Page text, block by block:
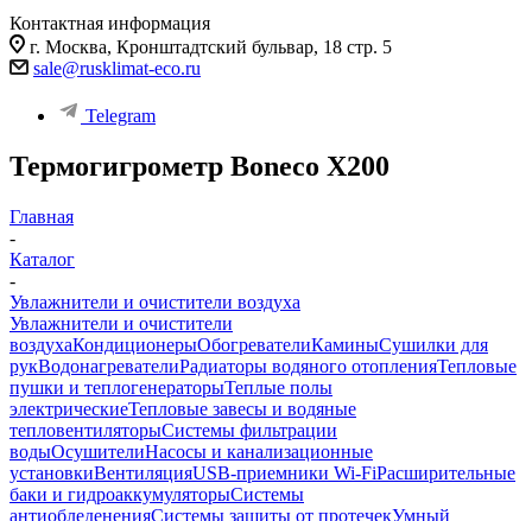
Контактная информация
г. Москва, Кронштадтский бульвар, 18 стр. 5
sale@rusklimat-eco.ru
Telegram
Термогигрометр Boneco X200
Главная
-
Каталог
-
Увлажнители и очистители воздуха
Увлажнители и очистители
воздухаКондиционерыОбогревателиКаминыСушилки для
рукВодонагревателиРадиаторы водяного отопленияТепловые
пушки и теплогенераторыТеплые полы
электрическиеТепловые завесы и водяные
тепловентиляторыСистемы фильтрации
водыОсушителиНасосы и канализационные
установкиВентиляцияUSB-приемники Wi-FiРасширительные
баки и гидроаккумуляторыСистемы
антиобледененияСистемы защиты от протечекУмный